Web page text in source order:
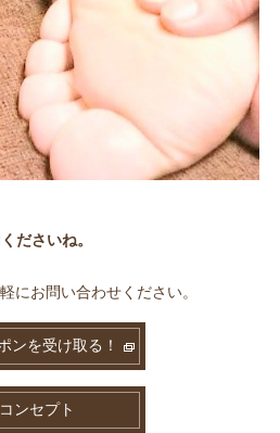
ださいね。
軽にお問い合わせください。
ンを受け取る！
コンセプト